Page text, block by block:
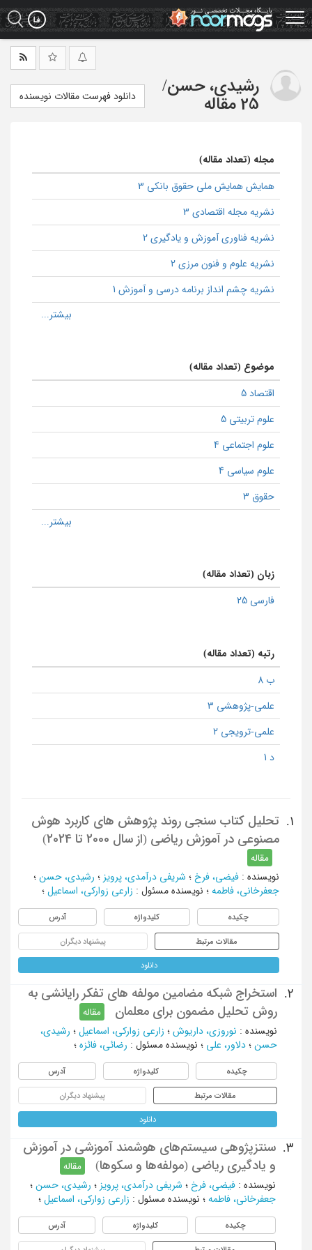
Skip
to
main
رشیدی، حسن/
25 مقاله
دانلود فهرست مقالات نویسنده
مجله (تعداد مقاله)
همایش همایش ملی حقوق بانکی 3
نشریه مجله اقتصادی 3
نشریه فناوری آموزش و یادگیری 2
نشریه علوم و فنون مرزی 2
نشریه چشم انداز برنامه درسی و آموزش 1
موضوع (تعداد مقاله)
اقتصاد 5
علوم تربیتی 5
علوم اجتماعی 4
علوم سیاسی 4
حقوق 3
زبان (تعداد مقاله)
فارسی 25
رتبه (تعداد مقاله)
ب 8
علمی-پژوهشی 3
علمی-ترویجی 2
د 1
1.
تحلیل کتاب سنجی روند پژوهش های کاربرد هوش
مصنوعی در آموزش ریاضی (از سال 2000 تا 2024)
مقاله
نویسنده : فیضی، فرخ ؛ شریفی درآمدی، پرویز ؛ رشیدی، حسن ؛
جعفرخانی، فاطمه ؛ نویسنده مسئول : زارعی زوارکی، اسماعیل ؛
چکیده کلیدواژه آدرس
مقالات مرتبط پیشنهاد دیگران
دانلود
2.
استخراج شبکه مضامین مولفه های تفکر رایانشی به
روش تحلیل مضمون برای معلمان
مقاله
نویسنده : نوروزی، داریوش ؛ زارعی زوارکی، اسماعیل ؛ رشیدی،
حسن ؛ دلاور، علی ؛ نویسنده مسئول : رضائی، فائزه ؛
چکیده کلیدواژه آدرس
مقالات مرتبط پیشنهاد دیگران
دانلود
3.
سنتزپژوهی سیستم‌های هوشمند آموزشی در آموزش
و یادگیری ریاضی (مولفه‌ها و سکوها)
مقاله
نویسنده : فیضی، فرخ ؛ شریفی درآمدی، پرویز ؛ رشیدی، حسن ؛
جعفرخانی، فاطمه ؛ نویسنده مسئول : زارعی زوارکی، اسماعیل ؛
چکیده کلیدواژه آدرس